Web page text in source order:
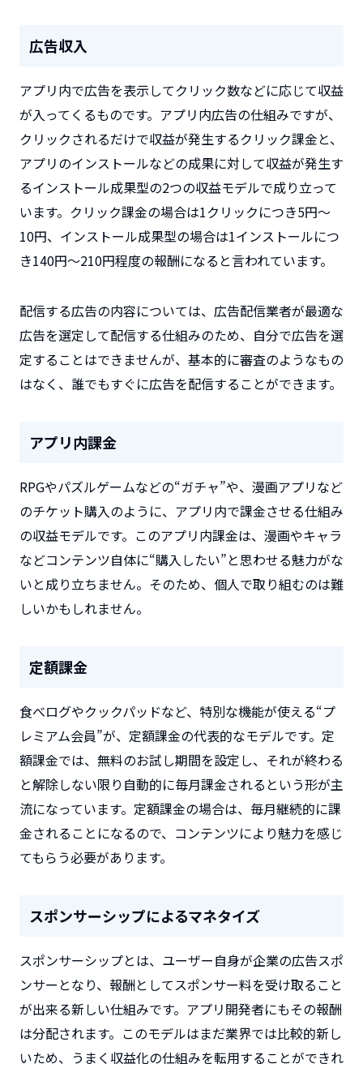
広告収入
アプリ内で広告を表示してクリック数などに応じて収益
が入ってくるものです。アプリ内広告の仕組みですが、
クリックされるだけで収益が発生するクリック課金と、
アプリのインストールなどの成果に対して収益が発生す
るインストール成果型の2つの収益モデルで成り立って
います。クリック課金の場合は1クリックにつき5円～
10円、インストール成果型の場合は1インストールにつ
き140円～210円程度の報酬になると言われています。
配信する広告の内容については、広告配信業者が最適な
広告を選定して配信する仕組みのため、自分で広告を選
定することはできませんが、基本的に審査のようなもの
はなく、誰でもすぐに広告を配信することができます。
アプリ内課金
RPGやパズルゲームなどの“ガチャ”や、漫画アプリなど
のチケット購入のように、アプリ内で課金させる仕組み
の収益モデルです。このアプリ内課金は、漫画やキャラ
などコンテンツ自体に“購入したい”と思わせる魅力がな
いと成り立ちません。そのため、個人で取り組むのは難
しいかもしれません。
定額課金
食べログやクックパッドなど、特別な機能が使える“プ
レミアム会員”が、定額課金の代表的なモデルです。定
額課金では、無料のお試し期間を設定し、それが終わる
と解除しない限り自動的に毎月課金されるという形が主
流になっています。定額課金の場合は、毎月継続的に課
金されることになるので、コンテンツにより魅力を感じ
てもらう必要があります。
スポンサーシップによるマネタイズ
スポンサーシップとは、ユーザー自身が企業の広告スポ
ンサーとなり、報酬としてスポンサー料を受け取ること
が出来る新しい仕組みです。アプリ開発者にもその報酬
は分配されます。このモデルはまだ業界では比較的新し
いため、うまく収益化の仕組みを転用することができれ